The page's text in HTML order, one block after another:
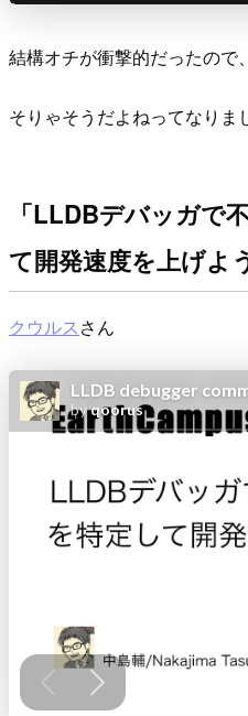
結構オチが衝撃的だったので
そりゃそうだよねってなりま
「LLDBデバッガで
て開発速度を上げよ
クウルスさん